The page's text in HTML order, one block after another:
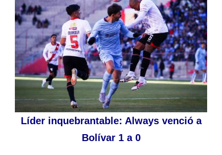
Líder inquebrantable: Always venció a
Bolívar 1 a 0